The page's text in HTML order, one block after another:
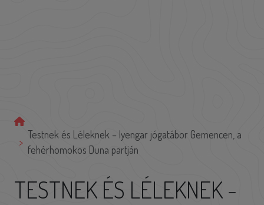
Testnek és Léleknek – Iyengar jógatábor Gemencen, a
fehérhomokos Duna partján
TESTNEK ÉS LÉLEKNEK -